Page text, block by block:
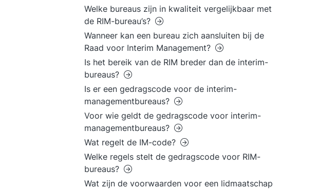
Welke bureaus zijn in kwaliteit vergelijkbaar met
de RIM-bureau’s?
Wanneer kan een bureau zich aansluiten bij de
Raad voor Interim Management?
Is het bereik van de RIM breder dan de interim-
bureaus?
Is er een gedragscode voor de interim-
managementbureaus?
Voor wie geldt de gedragscode voor interim-
managementbureaus?
Wat regelt de IM-code?
Welke regels stelt de gedragscode voor RIM-
bureaus?
Wat zijn de voorwaarden voor een lidmaatschap